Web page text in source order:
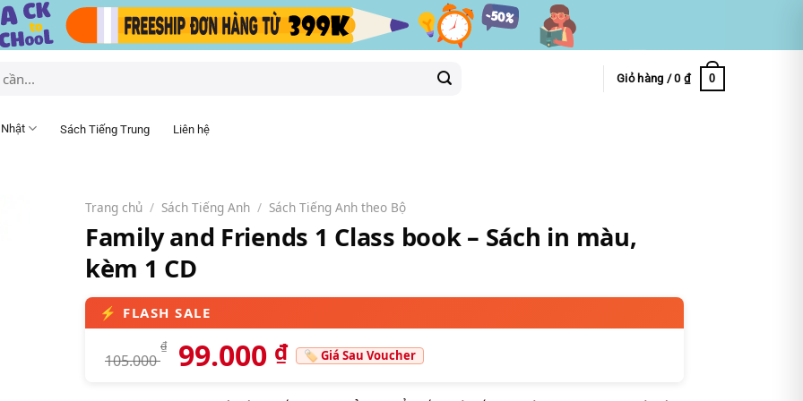
Giỏ hàng /0 ₫ 0
Sách Tiếng Trung Liên hệ
Trang chủ / Sách Tiếng Anh / Sách Tiếng Anh theo Bộ
Family and Friends 1 Class book – Sách in màu,
kèm 1 CD
105.000
₫ 99.000 ₫